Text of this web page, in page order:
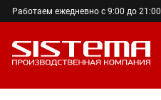
Работаем ежедневно с 9:00 до 21:00